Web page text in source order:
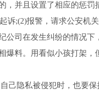
并且设置了相应的惩罚
;(2)报警，请求公安机关
司在发生纠纷的情况下
爆料。用看似小孩打架，
己隐私被侵犯时，也要保